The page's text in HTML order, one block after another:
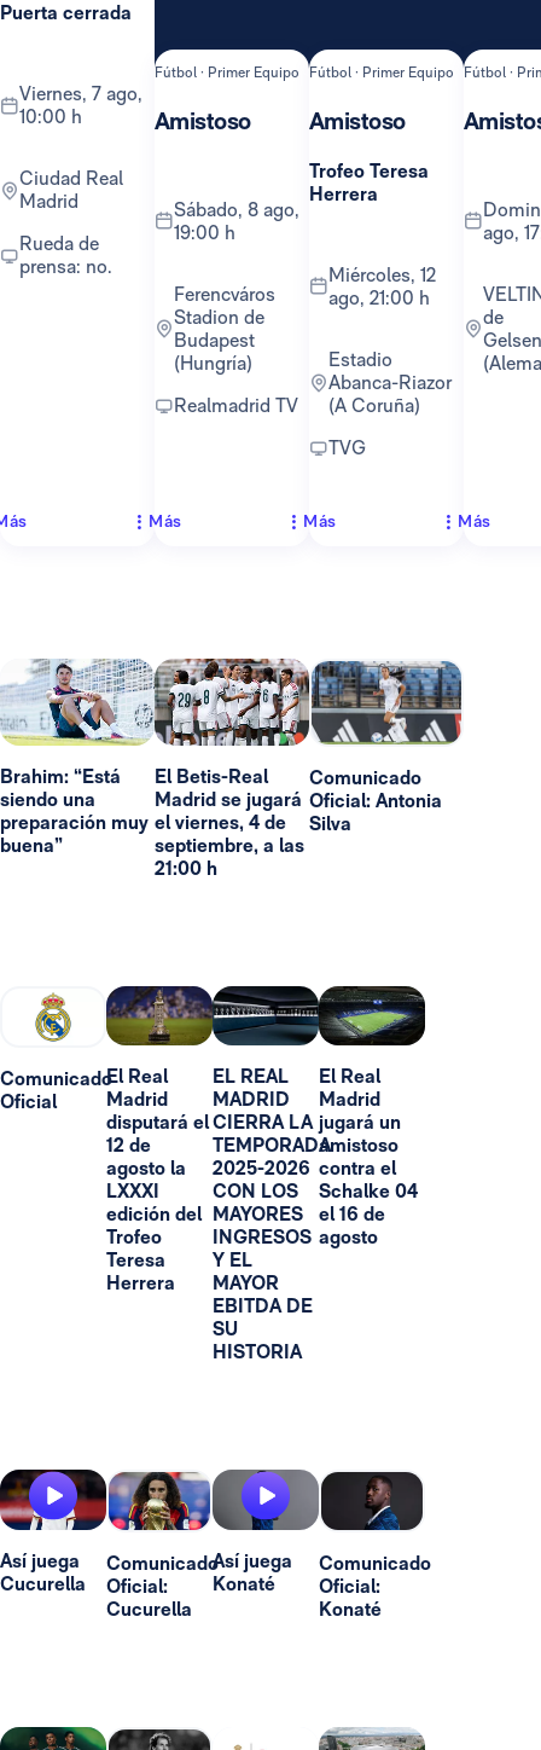
Puerta cerrada
viernes, 7 ago,
10:00 h
Ciudad Real
Madrid
Rueda de
prensa: no.
Fútbol · Primer Equipo
Amistoso
sábado, 8 ago,
19:00 h
Ferencváros
Stadion de
Budapest
(Hungría)
Realmadrid TV
Más
Fútbol · Primer Equipo
Amistoso
Trofeo Teresa
Herrera
miércoles, 12
ago, 21:00 h
Estadio
Abanca-Riazor
(A Coruña)
TVG
Más
Fútbol ·
domingo, 16
ago,
VELTINS-Arena
de
Más
Brahim: “Está
siendo una
preparación muy
buena”
El Betis-Real
Madrid se jugará
el viernes, 4 de
septiembre, a las
21:00 h
Comunicado
Oficial: Antonia
Silva
Comunicado
Oficial
El Real
Madrid
disputará el
12 de
agosto la
LXXXI
edición del
Trofeo
Teresa
Herrera
EL REAL
MADRID
CIERRA LA
TEMPORADA
2025-2026
CON LOS
MAYORES
INGRESOS
Y EL
MAYOR
EBITDA DE
SU
HISTORIA
El Real
Madrid
jugará un
amistoso
contra el
Schalke 04
el 16 de
agosto
Así juega
Cucurella
Comunicado
Oficial:
Cucurella
Así juega
Konaté
Comunicado
Oficial:
Konaté